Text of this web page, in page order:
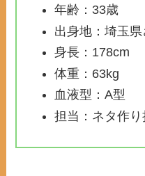
年齢：33歳
出身地：埼玉
身長：178cm
体重：63kg
血液型：A型
担当：ネタ作り